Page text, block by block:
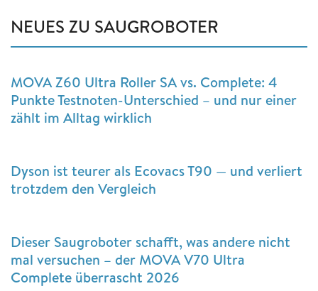
NEUES ZU SAUGROBOTER
MOVA Z60 Ultra Roller SA vs. Complete: 4
Punkte Testnoten-Unterschied – und nur einer
zählt im Alltag wirklich
Dyson ist teurer als Ecovacs T90 — und verliert
trotzdem den Vergleich
Dieser Saugroboter schafft, was andere nicht
mal versuchen – der MOVA V70 Ultra
Complete überrascht 2026